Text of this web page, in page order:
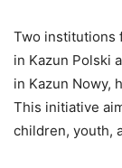
Two institutions
in Kazun Polski
in Kazun Nowy,
This initiative
children, youth,